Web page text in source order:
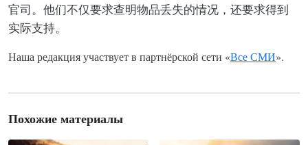
官司。他们不仅要求查明物品丢失的情况，还要求得到
实际支持。
Наша редакция участвует в партнёрской сети «Все СМИ».
Похожие материалы